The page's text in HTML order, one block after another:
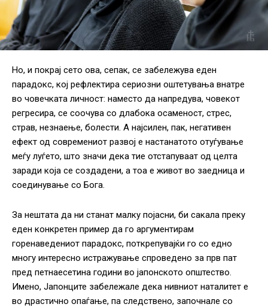
Но, и покрај сето ова, сепак, се забележува еден
парадокс, кој рефлектира сериозни оштетувања внатре
во човечката личност: наместо да напредува, човекот
регресира, се соочува со длабока осаменост, стрес,
страв, незнаење, болести. А најсилен, пак, негативен
ефект од современиот развој е настанатото отуѓување
меѓу луѓето, што значи дека тие отстапуваат од целта
заради која се создадени, а тоа е живот во заедница и
соединување со Бога.
За нештата да ни станат малку појасни, би сакала преку
еден конкретен пример да го аргументирам
горенаведениот парадокс, поткрепувајќи го со едно
многу интересно истражување спроведено за прв пат
пред петнаесетина години во јапонското општество.
Имено, Јапонците забележале дека нивниот наталитет е
во драстично опаѓање, па следствено, започнале со